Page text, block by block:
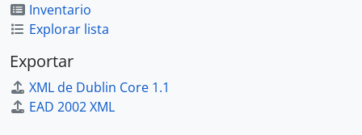
Inventario
Explorar lista
Exportar
XML de Dublin Core 1.1
EAD 2002 XML